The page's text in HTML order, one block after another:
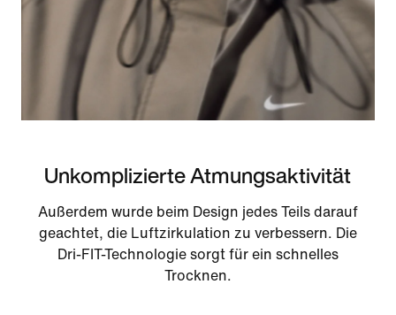
Unkomplizierte Atmungsaktivität
Außerdem wurde beim Design jedes Teils darauf
geachtet, die Luftzirkulation zu verbessern. Die
Dri-FIT-Technologie sorgt für ein schnelles
Trocknen.